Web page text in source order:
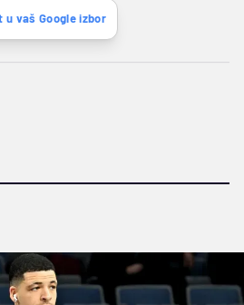
u vaš Google izbor